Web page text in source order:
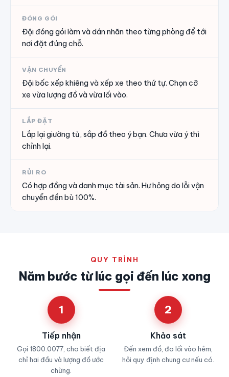
ĐÓNG GÓI
Đội đóng gói làm và dán nhãn theo từng phòng để tới
nơi đặt đúng chỗ.
VẬN CHUYỂN
Đội bốc xếp khiêng và xếp xe theo thứ tự. Chọn cỡ
xe vừa lượng đồ và vừa lối vào.
LẮP ĐẶT
Lắp lại giường tủ, sắp đồ theo ý bạn. Chưa vừa ý thì
chỉnh lại.
RỦI RO
Có hợp đồng và danh mục tài sản. Hư hỏng do lỗi vận
chuyển đền bù 100%.
QUY TRÌNH
Năm bước từ lúc gọi đến lúc xong
1
Tiếp nhận
Gọi 1800.0077, cho biết địa
chỉ hai đầu và lượng đồ ước
chừng.
2
Khảo sát
Đến xem đồ, đo lối vào hẻm,
hỏi quy định chung cư nếu có.